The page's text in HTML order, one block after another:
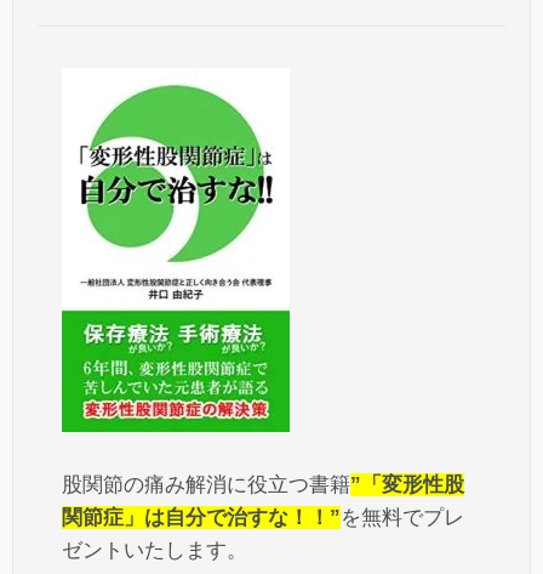
股関節の痛み解消に役立つ書籍”「変形性股
関節症」は自分で治すな！！”を無料でプレ
ゼントいたします。